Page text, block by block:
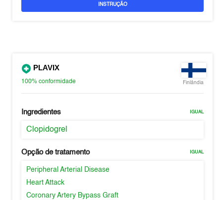
INSTRUÇÃO
PLAVIX
100%conformidade Finlândia
Ingredientes IGUAL
Clopidogrel
Opção de tratamento IGUAL
Peripheral Arterial Disease
Heart Attack
Coronary Artery Bypass Graft